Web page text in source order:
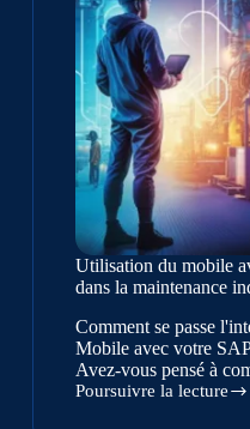
Utilisation du mobile
dans la maintenance
Comment se passe
Mobile avec votre
Avez-vous pensé à
Poursuivre la lecture
Utilisation